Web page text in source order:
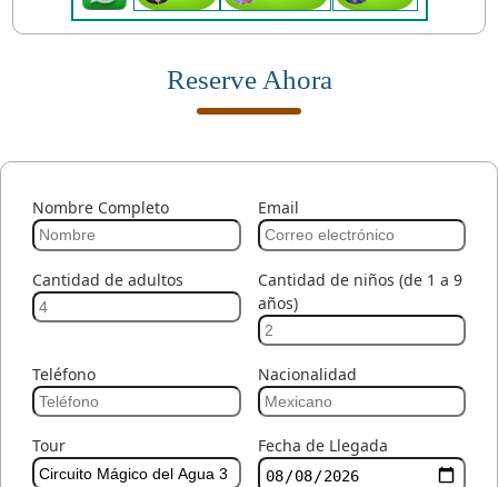
Reserve Ahora
Nombre Completo Email
Cantidad de adultos
Cantidad de niños (de 1 a 9
años)
Teléfono Nacionalidad
Tour Fecha de Llegada